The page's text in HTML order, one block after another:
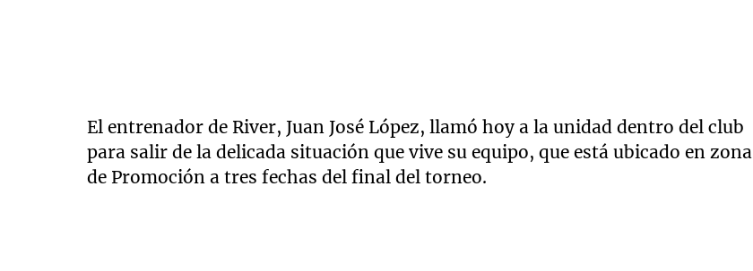
El entrenador de River, Juan José López, llamó hoy a la unidad dentro del club
para salir de la delicada situación que vive su equipo, que está ubicado en zona
de Promoción a tres fechas del final del torneo.